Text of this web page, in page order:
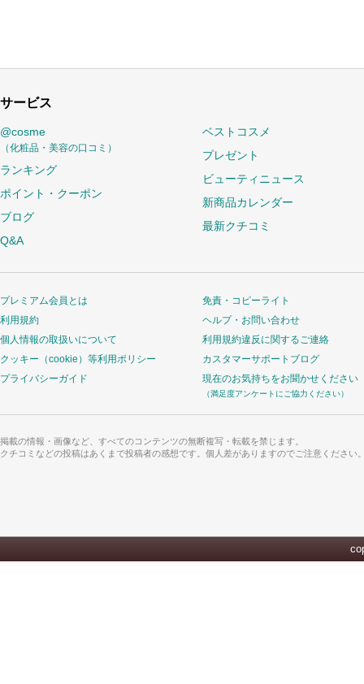
サービス
@cosme
（化粧品・美容の口コミ）
ランキング
ポイント・クーポン
ブログ
Q&A
ベストコスメ
プレゼント
ビューティニュース
新商品カレンダー
最新クチコミ
プレミアム会員とは
利用規約
個人情報の取扱いについて
クッキー（cookie）等利用ポリシー
プライバシーガイド
免責・コピーライト
ヘルプ・お問い合わせ
利用規約違反に関するご連絡
カスタマーサポートブログ
現在のお気持ちをお聞かせください
（満足度アンケートにご協力ください）
掲載の情報・画像など、すべてのコンテンツの無断複写・転載を禁じます。
クチコミなどの投稿はあくまで投稿者の感想です。個人差がありますのでご注意ください